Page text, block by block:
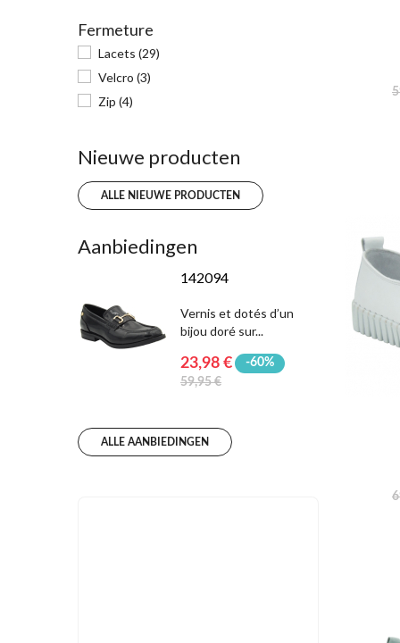
Fermeture
Lacets (29)
Velcro (3)
Zip (4)
Nieuwe producten
ALLE NIEUWE PRODUCTEN
Aanbiedingen
142094
Vernis et dotés d’un
bijou doré sur...
23,98 €
-60%
59,95 €
ALLE AANBIEDINGEN